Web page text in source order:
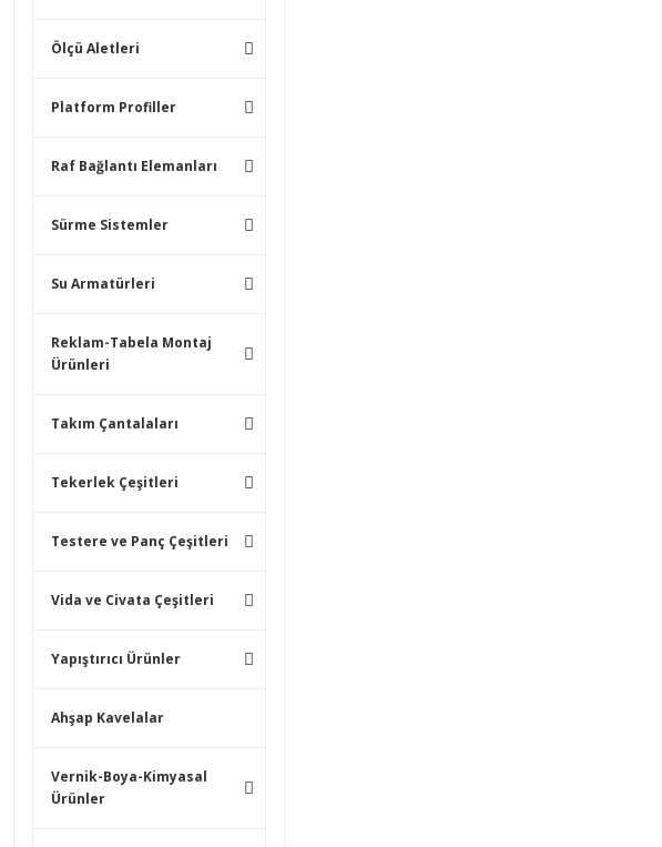
Ölçü Aletleri
Platform Profiller
Raf Bağlantı Elemanları
Sürme Sistemler
Su Armatürleri
Reklam-Tabela Montaj
Ürünleri
Takım Çantalaları
Tekerlek Çeşitleri
Testere ve Panç Çeşitleri
Vida ve Civata Çeşitleri
Yapıştırıcı Ürünler
Ahşap Kavelalar
Vernik-Boya-Kimyasal
Ürünler